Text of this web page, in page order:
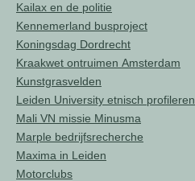
Kailax en de politie
Kennemerland busproject
Koningsdag Dordrecht
Kraakwet ontruimen Amsterdam
Kunstgrasvelden
Leiden University etnisch profileren
Mali VN missie Minusma
Marple bedrijfsrecherche
Maxima in Leiden
Motorclubs